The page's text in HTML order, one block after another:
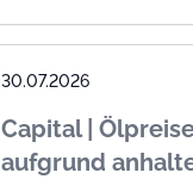
30.07.2026
Capital |
aufgrund